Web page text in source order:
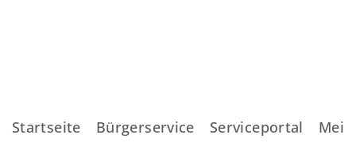
Startseite Bürgerservice Serviceportal